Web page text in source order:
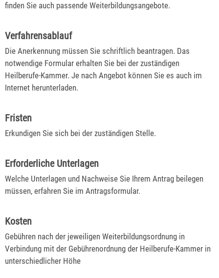
finden Sie auch passende Weiterbildungsangebote.
Verfahrensablauf
Die Anerkennung müssen Sie schriftlich beantragen. Das
notwendige Formular erhalten Sie bei der zuständigen
Heilberufe-Kammer. Je nach Angebot können Sie es auch im
Internet herunterladen.
Fristen
Erkundigen Sie sich bei der zuständigen Stelle.
Erforderliche Unterlagen
Welche Unterlagen und Nachweise Sie Ihrem Antrag beilegen
müssen, erfahren Sie im Antragsformular.
Kosten
Gebühren nach der jeweiligen Weiterbildungsordnung in
Verbindung mit der Gebührenordnung der Heilberufe-Kammer in
unterschiedlicher Höhe